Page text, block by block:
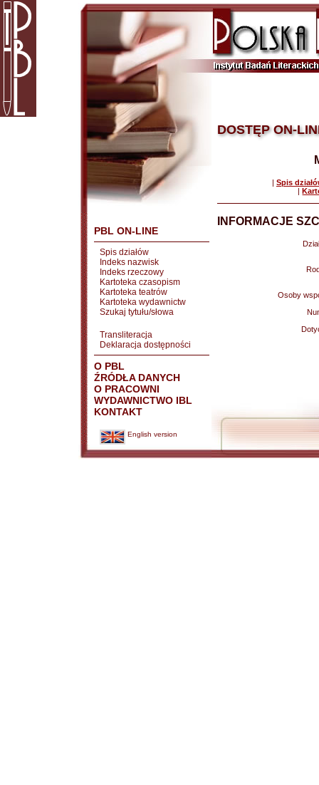
PBL ON-LINE
Spis działów
Indeks nazwisk
Indeks rzeczowy
Kartoteka czasopism
Kartoteka teatrów
Kartoteka wydawnictw
Szukaj tytułu/słowa
Transliteracja
Deklaracja dostępności
O PBL
ŹRÓDŁA DANYCH
O PRACOWNI
WYDAWNICTWO IBL
KONTAKT
English version
DOSTĘP ON-
| Spis
|
INFORMACJE
Osoby